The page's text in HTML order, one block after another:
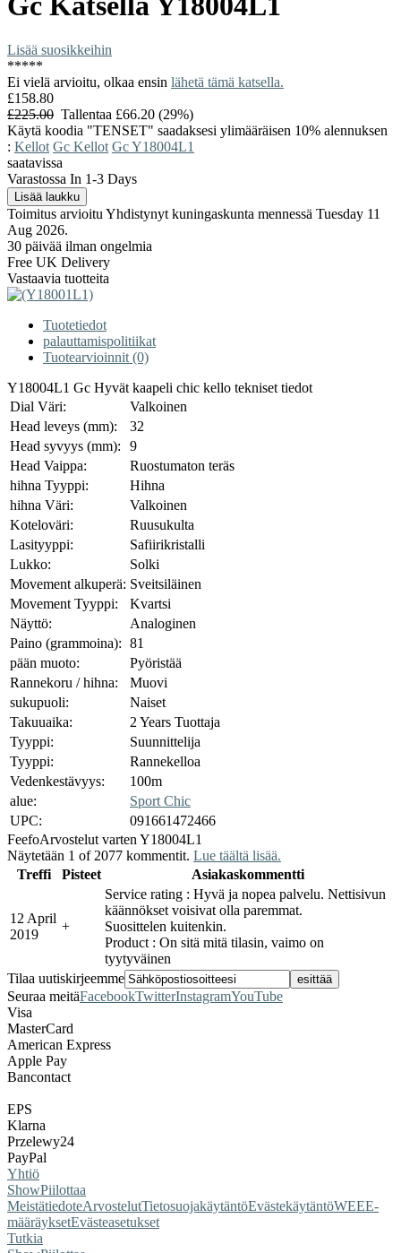
Lisää suosikkeihin
*****
Ei vielä arvioitu, olkaa ensin lähetä tämä katsella.
£158.80
£225.00 Tallentaa £66.20 (29%)
Käytä koodia "TENSET" saadaksesi ylimääräisen 10% alennuksen
: Kellot Gc Kellot Gc Y18004L1
saatavissa
Varastossa In 1-3 Days
Toimitus arvioitu Yhdistynyt kuningaskunta mennessä Tuesday 11
Aug 2026.
30 päivää ilman ongelmia
Free UK Delivery
Vastaavia tuotteita
Tuotetiedot
palauttamispolitiikat
Tuotearvioinnit (0)
Y18004L1 Gc Hyvät kaapeli chic kello tekniset tiedot
Dial Väri:
Valkoinen
Head leveys (mm):
32
Head syvyys (mm):
9
Head Vaippa:
Ruostumaton teräs
hihna Tyyppi:
Hihna
hihna Väri:
Valkoinen
Koteloväri:
Ruusukulta
Lasityyppi:
Safiirikristalli
Lukko:
Solki
Movement alkuperä: Sveitsiläinen
Movement Tyyppi:
Kvartsi
Näyttö:
Analoginen
Paino (grammoina): 81
pään muoto:
Pyöristää
Rannekoru / hihna:
Muovi
sukupuoli:
Naiset
Takuuaika:
2 Years Tuottaja
Tyyppi:
Suunnittelija
Tyyppi:
Rannekelloa
Vedenkestävyys:
100m
alue:
Sport Chic
UPC:
091661472466
FeefoArvostelut varten Y18004L1
Näytetään 1 of 2077 kommentit. Lue täältä lisää.
Treffi
Pisteet Asiakaskommentti
12 April
2019
+
Service rating : Hyvä ja nopea palvelu. Nettisivun
käännökset voisivat olla paremmat.
Suosittelen kuitenkin.
Product : On sitä mitä tilasin, vaimo on
tyytyväinen
Tilaa uutiskirjeemme
Seuraa meitäFacebookTwitterInstagramYouTube
Visa
MasterCard
American Express
Apple Pay
Bancontact
EPS
Klarna
Przelewy24
PayPal
Yhtiö
ShowPiilottaa
MeistätiedoteArvostelutTietosuojakäytäntöEvästekäytäntöWEEE-
määräyksetEvästeasetukset
Tutkia